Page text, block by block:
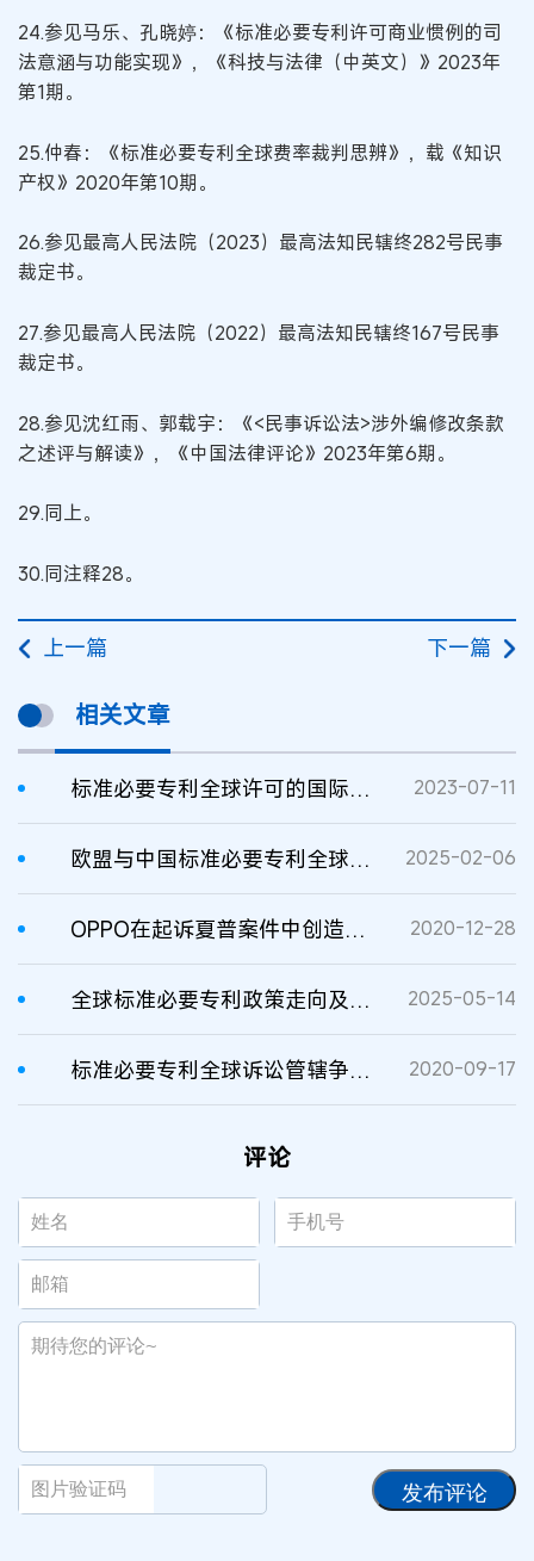
24.参见马乐、孔晓婷：《标准必要专利许可商业惯例的司
法意涵与功能实现》，《科技与法律（中英文）》2023年
第1期。
25.仲春：《标准必要专利全球费率裁判思辨》，载《知识
产权》2020年第10期。
26.参见最高人民法院（2023）最高法知民辖终282号民事
裁定书。
27.参见最高人民法院（2022）最高法知民辖终167号民事
裁定书。
28.参见沈红雨、郭载宇：《<民事诉讼法>涉外编修改条款
之述评与解读》，《中国法律评论》2023年第6期。
29.同上。
30.同注释28。
上一篇 下一篇
相关文章
标准必要专利全球许可的国际管辖争端与中国因应 2023-07-11
欧盟与中国标准必要专利全球许可费率裁决WTO争端评析 2025-02-06
OPPO在起诉夏普案件中创造历史：中国法院首次确认对标准必要专利全球许可费率的管辖权 2020-12-28
全球标准必要专利政策走向及中国的因应 2025-05-14
标准必要专利全球诉讼管辖争议的规则与应对 2020-09-17
评论
发布评论